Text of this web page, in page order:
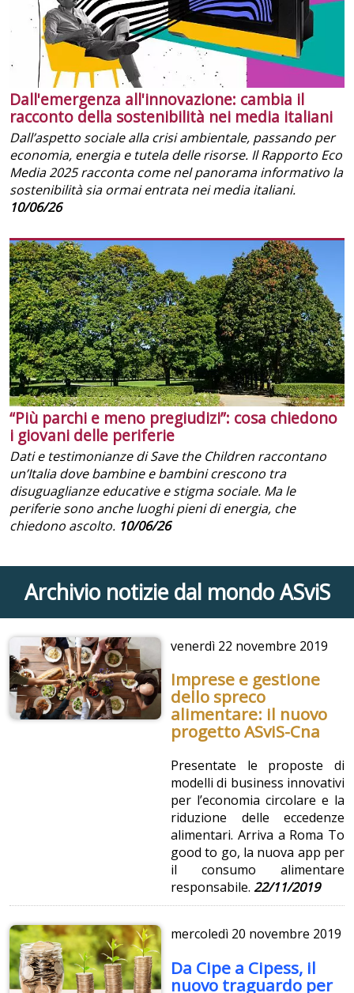
Dall'emergenza all'innovazione: cambia il
racconto della sostenibilità nei media italiani
Dall’aspetto sociale alla crisi ambientale, passando per
economia, energia e tutela delle risorse. Il Rapporto Eco
Media 2025 racconta come nel panorama informativo la
sostenibilità sia ormai entrata nei media italiani.
10/06/26
“Più parchi e meno pregiudizi”: cosa chiedono
i giovani delle periferie
Dati e testimonianze di Save the Children raccontano
un’Italia dove bambine e bambini crescono tra
disuguaglianze educative e stigma sociale. Ma le
periferie sono anche luoghi pieni di energia, che
chiedono ascolto. 10/06/26
Archivio notizie dal mondo ASviS
venerdì 22 novembre 2019
Imprese e gestione
dello spreco
alimentare: il nuovo
progetto ASviS-Cna
Presentate le proposte di
modelli di business innovativi
per l’economia circolare e la
riduzione delle eccedenze
alimentari. Arriva a Roma To
good to go, la nuova app per
il consumo alimentare
responsabile. 22/11/2019
mercoledì 20 novembre 2019
Da Cipe a Cipess, il
nuovo traguardo per